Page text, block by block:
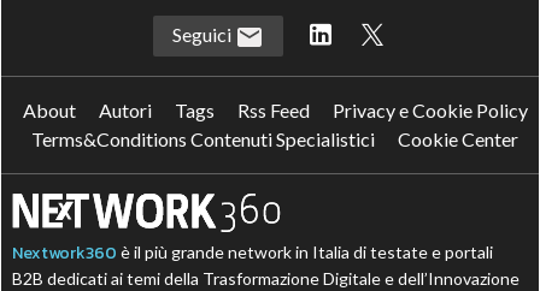
Seguici
About Autori Tags Rss Feed
Privacy e Cookie Policy
Terms&Conditions Contenuti Specialistici
Cookie Center
Nextwork360 è il più grande network in Italia di testate e portali
B2B dedicati ai temi della Trasformazione Digitale e dell’Innovazione